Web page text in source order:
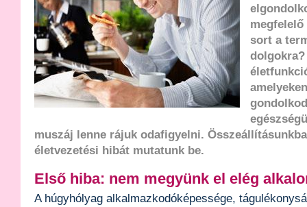
megfelelő
sort a
muszáj lenne rájuk odafigyelni.
életvezetési hibát mutatunk be.
Első hiba: nem megyünk el elég
A húgyhólyag alkalmazkodóképessége,